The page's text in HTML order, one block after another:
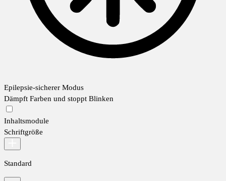
Epilepsie-sicherer Modus
Dämpft Farben und stoppt Blinken
Inhaltsmodule
Schriftgröße
Standard